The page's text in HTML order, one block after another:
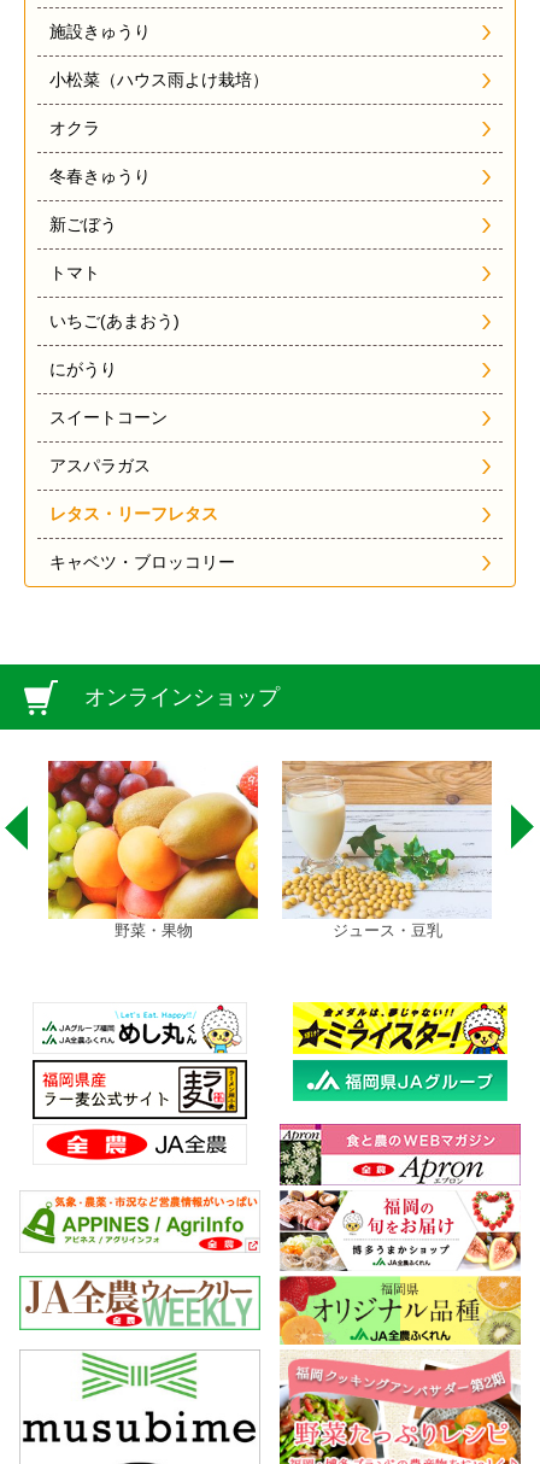
施設きゅうり
小松菜（ハウス雨よけ栽培）
オクラ
冬春きゅうり
新ごぼう
トマト
いちご(あまおう)
にがうり
スイートコーン
アスパラガス
レタス・リーフレタス
キャベツ・ブロッコリー
オンラインショップ
野菜・果物 ジュース・豆乳